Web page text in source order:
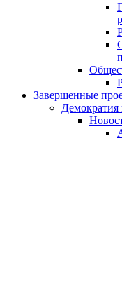
Завершенные
Демократия